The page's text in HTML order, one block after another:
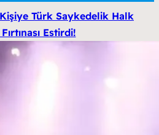
Türk Saykedelik Halk
Estirdi!